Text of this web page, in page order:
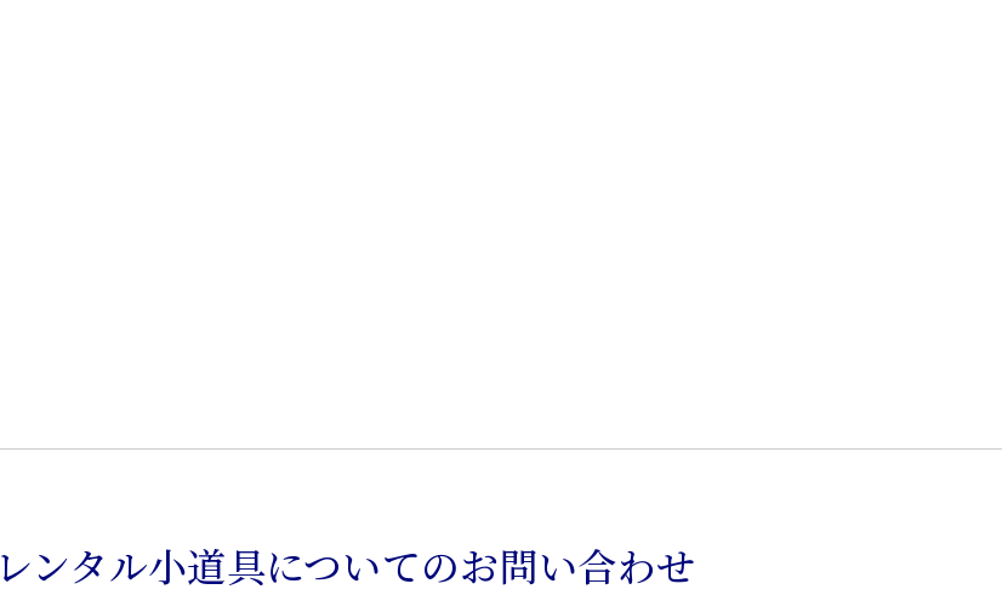
レンタル小道具についてのお問い合わせ